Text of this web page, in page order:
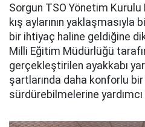
Sorgun TSO Yönetim Kurulu
kış aylarının yaklaşmasıyla
bir ihtiyaç haline geldiğine
Milli Eğitim Müdürlüğü
gerçekleştirilen ayakkabı
şartlarında daha konforlu
sürdürebilmelerine yardımcı